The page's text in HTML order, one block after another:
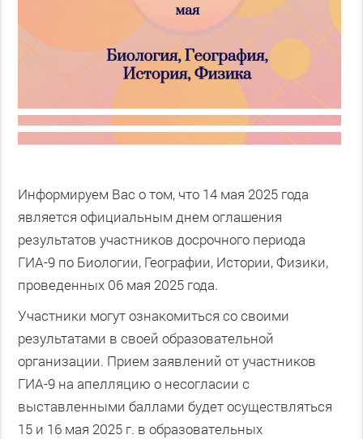
Информируем Вас о том, что 14 мая 2025 года
является официальным днем оглашения
результатов участников досрочного периода
ГИА-9 по Биологии, Географии, Истории, Физики,
проведенных 06 мая 2025 года.
Участники могут ознакомиться со своими
результатами в своей образовательной
организации. Прием заявлений от участников
ГИА-9 на апелляцию о несогласии с
выставленными баллами будет осуществляться
15 и 16 мая 2025 г. в образовательных